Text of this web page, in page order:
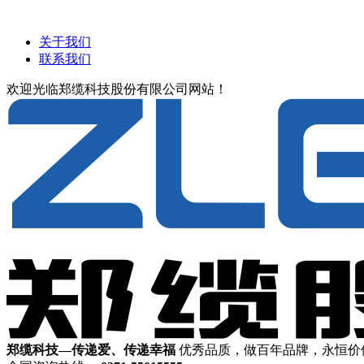
关于我们
联系我们
欢迎光临郑缆科技股份有限公司网站！
郑缆科技—传递爱、传递幸福 优秀品质，做百年品牌，永恒价